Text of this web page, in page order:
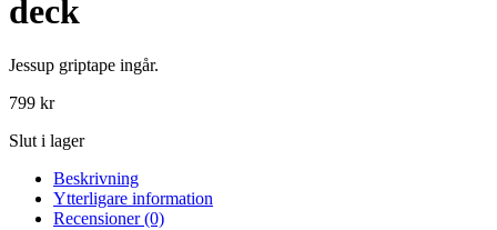
deck
Jessup griptape ingår.
799 kr
Slut i lager
Beskrivning
Ytterligare information
Recensioner (0)